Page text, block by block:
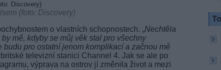
(foto: Discovery)
o vlastních schopnostech. „Nechtěla
mě, kdyby se můj věk stal pro všechny
pro ostatní jenom komplikací a začnou mě
televizní stanici Channel 4. Jak se ale po
výprava na ostrov jí změnila život a mezi